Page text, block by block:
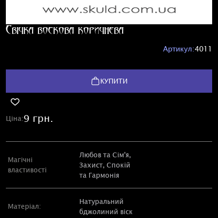
Свічка воскова коричнева
Артикул:4011
КУПИТИ
Ціна:9 грн.
Магічні
властивості
Любов та Сім'я,
Захист, Спокій
та Гармонія
Матеріал:
Натуральний
бджолиний віск